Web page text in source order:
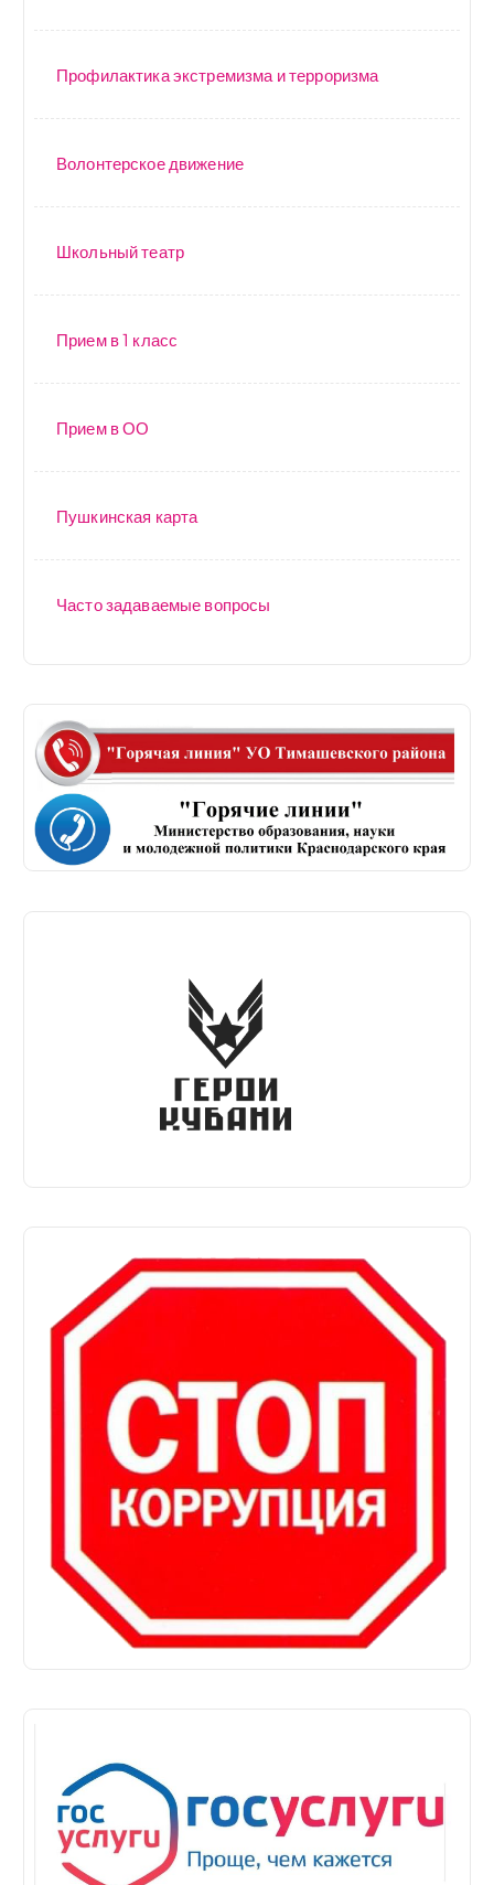
Профилактика экстремизма и терроризма
Волонтерское движение
Школьный театр
Прием в 1 класс
Прием в ОО
Пушкинская карта
Часто задаваемые вопросы